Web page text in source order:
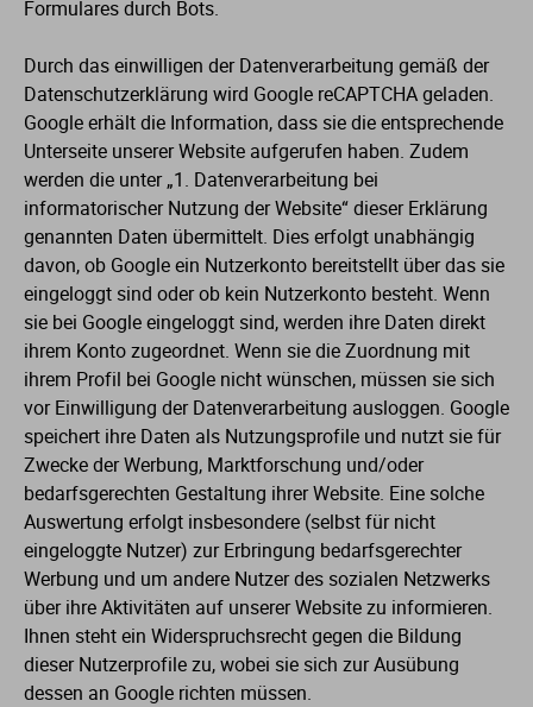
Formulares durch Bots.
Durch das einwilligen der Datenverarbeitung gemäß der
Datenschutzerklärung wird Google reCAPTCHA geladen.
Google erhält die Information, dass sie die entsprechende
Unterseite unserer Website aufgerufen haben. Zudem
werden die unter „1. Datenverarbeitung bei
informatorischer Nutzung der Website“ dieser Erklärung
genannten Daten übermittelt. Dies erfolgt unabhängig
davon, ob Google ein Nutzerkonto bereitstellt über das sie
eingeloggt sind oder ob kein Nutzerkonto besteht. Wenn
sie bei Google eingeloggt sind, werden ihre Daten direkt
ihrem Konto zugeordnet. Wenn sie die Zuordnung mit
ihrem Profil bei Google nicht wünschen, müssen sie sich
vor Einwilligung der Datenverarbeitung ausloggen. Google
speichert ihre Daten als Nutzungsprofile und nutzt sie für
Zwecke der Werbung, Marktforschung und/oder
bedarfsgerechten Gestaltung ihrer Website. Eine solche
Auswertung erfolgt insbesondere (selbst für nicht
eingeloggte Nutzer) zur Erbringung bedarfsgerechter
Werbung und um andere Nutzer des sozialen Netzwerks
über ihre Aktivitäten auf unserer Website zu informieren.
Ihnen steht ein Widerspruchsrecht gegen die Bildung
dieser Nutzerprofile zu, wobei sie sich zur Ausübung
dessen an Google richten müssen.